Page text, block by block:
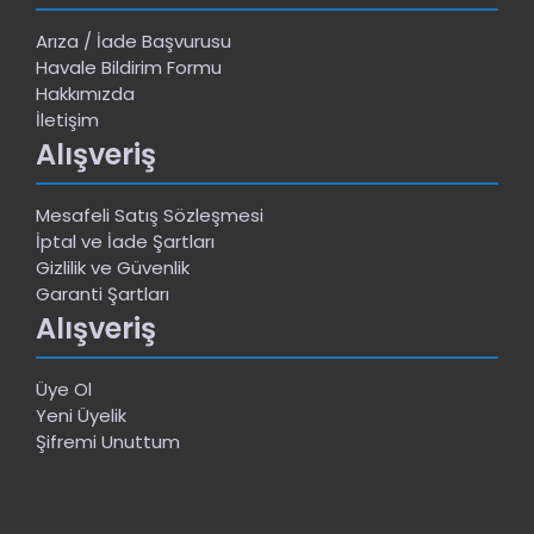
Arıza / İade Başvurusu
Havale Bildirim Formu
Hakkımızda
İletişim
Alışveriş
Mesafeli Satış Sözleşmesi
İptal ve İade Şartları
Gizlilik ve Güvenlik
Garanti Şartları
Alışveriş
Üye Ol
Yeni Üyelik
Şifremi Unuttum